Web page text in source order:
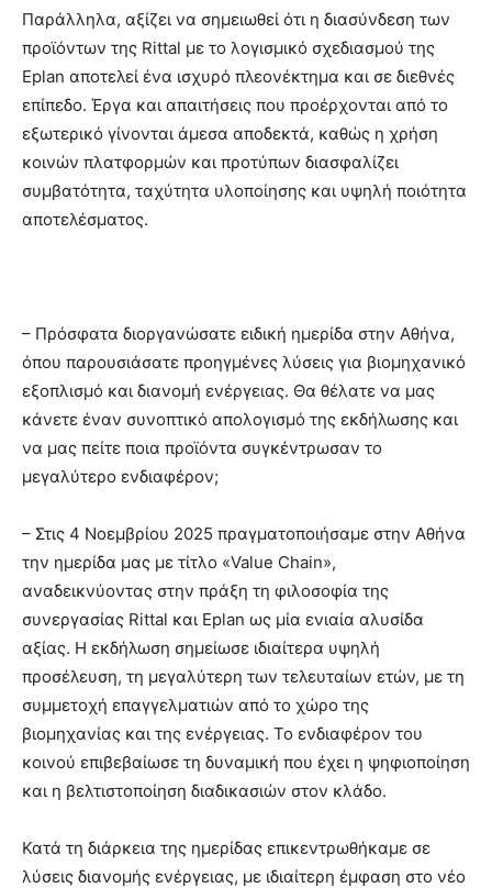
Παράλληλα, αξίζει να σημειωθεί ότι η διασύνδεση των
προϊόντων της Rittal με το λογισμικό σχεδιασμού της
Eplan αποτελεί ένα ισχυρό πλεονέκτημα και σε διεθνές
επίπεδο. Έργα και απαιτήσεις που προέρχονται από το
εξωτερικό γίνονται άμεσα αποδεκτά, καθώς η χρήση
κοινών πλατφορμών και προτύπων διασφαλίζει
συμβατότητα, ταχύτητα υλοποίησης και υψηλή ποιότητα
αποτελέσματος.
– Πρόσφατα διοργανώσατε ειδική ημερίδα στην Αθήνα,
όπου παρουσιάσατε προηγμένες λύσεις για βιομηχανικό
εξοπλισμό και διανομή ενέργειας. Θα θέλατε να μας
κάνετε έναν συνοπτικό απολογισμό της εκδήλωσης και
να μας πείτε ποια προϊόντα συγκέντρωσαν το
μεγαλύτερο ενδιαφέρον;
– Στις 4 Νοεμβρίου 2025 πραγματοποιήσαμε στην Αθήνα
την ημερίδα μας με τίτλο «Value Chain»,
αναδεικνύοντας στην πράξη τη φιλοσοφία της
συνεργασίας Rittal και Eplan ως μία ενιαία αλυσίδα
αξίας. Η εκδήλωση σημείωσε ιδιαίτερα υψηλή
προσέλευση, τη μεγαλύτερη των τελευταίων ετών, με τη
συμμετοχή επαγγελματιών από το χώρο της
βιομηχανίας και της ενέργειας. Το ενδιαφέρον του
κοινού επιβεβαίωσε τη δυναμική που έχει η ψηφιοποίηση
και η βελτιστοποίηση διαδικασιών στον κλάδο.
Κατά τη διάρκεια της ημερίδας επικεντρωθήκαμε σε
λύσεις διανομής ενέργειας, με ιδιαίτερη έμφαση στο νέο